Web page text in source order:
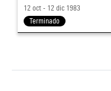
12 oct - 12 dic 1983
Terminado